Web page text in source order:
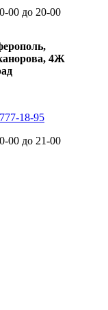
00 до 20-00
4Ж
18-95
00 до 21-00